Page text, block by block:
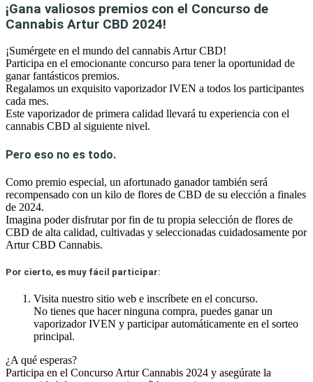
¡Gana valiosos premios con el Concurso de
Cannabis Artur CBD 2024!
¡Sumérgete en el mundo del cannabis Artur CBD!
Participa en el emocionante concurso para tener la oportunidad de
ganar fantásticos premios.
Regalamos un exquisito vaporizador IVEN a todos los participantes
cada mes.
Este vaporizador de primera calidad llevará tu experiencia con el
cannabis CBD al siguiente nivel.
Pero eso no es todo.
Como premio especial, un afortunado ganador también será
recompensado con un kilo de flores de CBD de su elección a finales
de 2024.
Imagina poder disfrutar por fin de tu propia selección de flores de
CBD de alta calidad, cultivadas y seleccionadas cuidadosamente por
Artur CBD Cannabis.
Por cierto, es muy fácil participar:
Visita nuestro sitio web e inscríbete en el concurso.
No tienes que hacer ninguna compra, puedes ganar un
vaporizador IVEN y participar automáticamente en el sorteo
principal.
¿A qué esperas?
Participa en el Concurso Artur Cannabis 2024 y asegúrate la